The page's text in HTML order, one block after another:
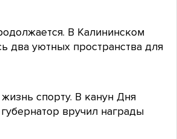
В Калининском
два уютных пространства для
спорту. В канун Дня
вручил награды